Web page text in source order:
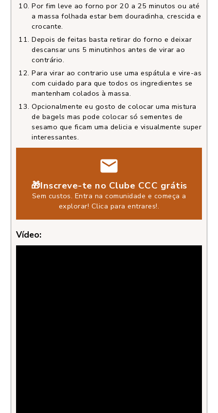
Por fim leve ao forno por 20 a 25 minutos ou até
a massa folhada estar bem douradinha, crescida e
crocante.
Depois de feitas basta retirar do forno e deixar
descansar uns 5 minutinhos antes de virar ao
contrário.
Para virar ao contrario use uma espátula e vire-as
com cuidado para que todos os ingredientes se
mantenham colados à massa.
Opcionalmente eu gosto de colocar uma mistura
de bagels mas pode colocar só sementes de
sesamo que ficam uma delicia e visualmente super
interessantes.
🎁Inscreve-te no Clube CCC grátis
Sem custos. Entra na comunidade e começa a
explorar! Clica para entrares!.
Vídeo: